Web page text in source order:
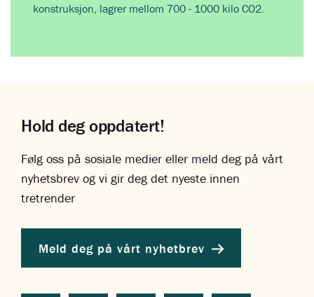
konstruksjon, lagrer mellom 700 - 1000 kilo CO2.
Hold deg oppdatert!
Følg oss på sosiale medier eller meld deg på vårt
nyhetsbrev og vi gir deg det nyeste innen
tretrender
Meld deg på vårt nyhetbrev